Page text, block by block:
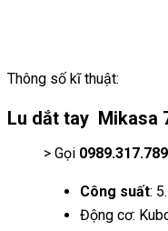
Thông số kĩ thuật:
Lu dắt tay Mikasa
> Gọi
Công suất:
Động cơ: